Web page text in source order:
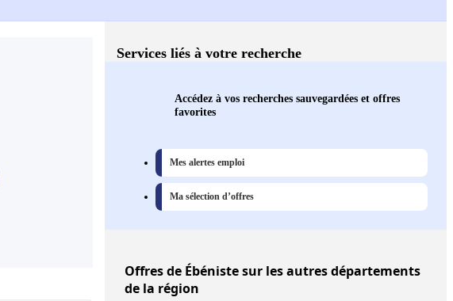
Services liés à votre recherche
Accédez à vos recherches sauvegardées et offres
favorites
Mes alertes emploi
Ma sélection d’offres
Offresde Ébéniste sur les autres départements
de la région